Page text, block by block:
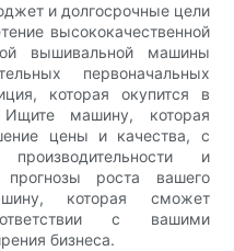
и долгосрочные цели
высококачественной
вышивальной машины
первоначальных
которая окупится в
Ищите машину, которая
цены и качества, с
и
прогнозы роста вашего
которая сможет
с вашими
бизнеса.